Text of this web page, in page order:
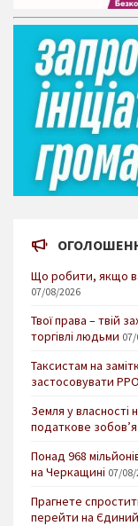
Що робити, якщо
07/08/2026
Твої права – твій
торгівлі людьми
Таксистам на
застосовувати РРО
Земля у власності
податкове
Понад 968
на Черкащині 07/
Прагнете
перейти на